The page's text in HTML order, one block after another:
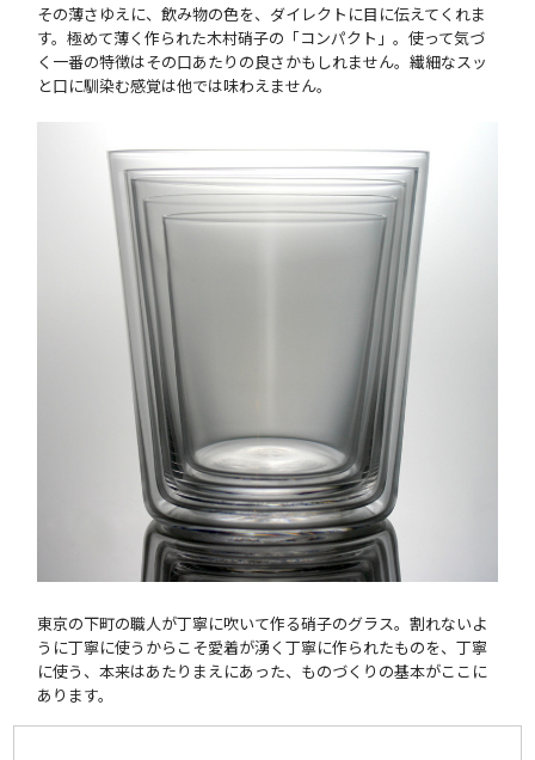
その薄さゆえに、飲み物の色を、ダイレクトに目に伝えてくれま
す。極めて薄く作られた木村硝子の「コンパクト」。使って気づ
く一番の特徴はその口あたりの良さかもしれません。繊細なスッ
と口に馴染む感覚は他では味わえません。
東京の下町の職人が丁寧に吹いて作る硝子のグラス。割れないよ
うに丁寧に使うからこそ愛着が湧く丁寧に作られたものを、丁寧
に使う、本来はあたりまえにあった、ものづくりの基本がここに
あります。